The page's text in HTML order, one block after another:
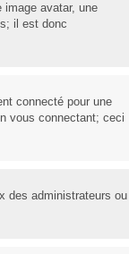
avatar, une
il est donc
connecté pour une
vous connectant; ceci
des administrateurs ou